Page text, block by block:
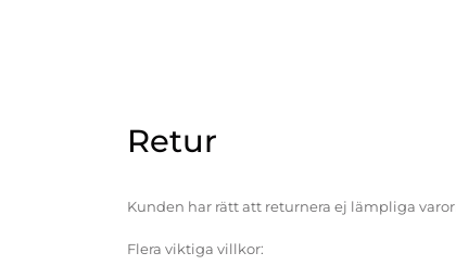
Retur
Kunden har rätt att returnera ej lämpliga
Flera viktiga villkor: